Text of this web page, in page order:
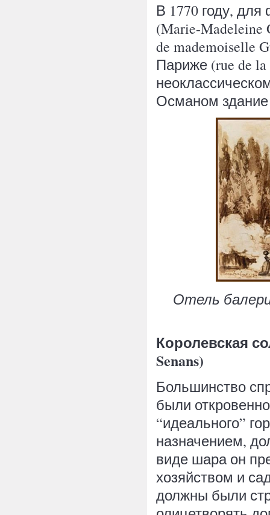
В 1770 году,
(Marie-Madeleine
de mademoiselle
Париже (rue de
Османом
Отель
Королевская
Senans)
Большинство
были
“идеального”
назначением,
виде шара он
хозяйством и
должны были